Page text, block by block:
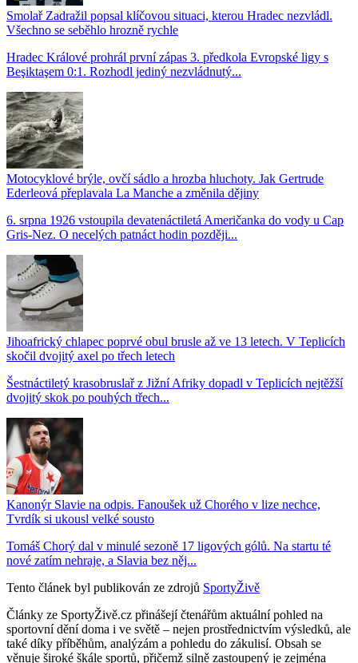
Smolař Zadražil popsal klíčovou situaci, kterou Hradec nezvládl.
Všechno se seběhlo hrozně rychle
Hradec Králové prohrál první zápas 3. předkola Evropské ligy s
Beşiktaşem 0:1. Rozhodl jediný nezvládnutý...
Motocyklové brýle, ovčí sádlo a hrozba hluchoty. Jak Gertrude
Ederleová přeplavala La Manche a změnila dějiny
6. srpna 1926 vstoupila devatenáctiletá Američanka do vody u Cap
Gris-Nez. O necelých patnáct hodin později...
Jihoafrický chlapec poprvé obul brusle až ve 13 letech. V Teplicích
skočil dvojitý axel po třech letech
Šestnáctiletý krasobruslař z Jižní Afriky dopadl v Teplicích nejtěžší
dvojitý skok po pouhých třech...
Kanonýr Slavie na odpis. Fanoušek už Chorého v lize nechce,
Tvrdík si ukousl velké sousto
Tomáš Chorý dal v minulé sezoně 17 ligových gólů. Na startu té
nové zatím nehraje, a Slavia bez něj...
Tento článek byl publikován ze zdrojů SportyŽivě
Články ze SportyŽivě.cz přinášejí čtenářům aktuální pohled na
sportovní dění doma i ve světě – nejen prostřednictvím výsledků, ale
také díky příběhům, analýzám a pohledu do zákulisí. Obsah se
věnuje široké škále sportů, přičemž silně zastoupený je zejména